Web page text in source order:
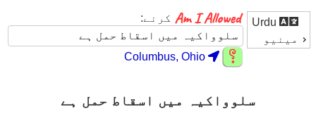
مینیو
کرنے:
Columbus, Ohio
سلوواکیہ میں اسقاط حمل ہے